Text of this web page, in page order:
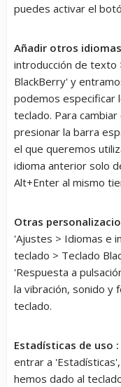
puedes activar el
Añadir otros
introducción de texto
BlackBerry' y
podemos especificar
teclado. Para
presionar la barra
el que queremos
idioma anterior solo
Alt+Enter al mismo
Otras
'Ajustes > Idiomas e
teclado > Teclado
'Respuesta a
la vibración, sonido y
teclado.
Estadísticas de uso :
entrar a
hemos dado al